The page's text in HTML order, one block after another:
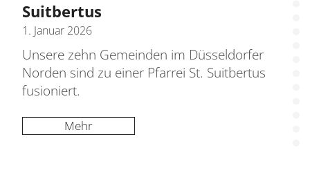
Suitbertus
1. Januar 2026
Unsere zehn Gemeinden im Düsseldorfer
Norden sind zu einer Pfarrei St. Suitbertus
fusioniert.
Mehr